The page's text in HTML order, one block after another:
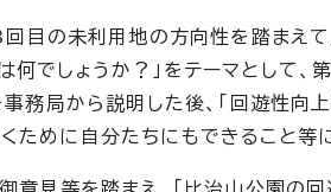
回目の未利用地の方向性を踏まえ
でしょうか？」をテーマとして、
事務局から説明した後、「回遊性向
ために自分たちにもできること等